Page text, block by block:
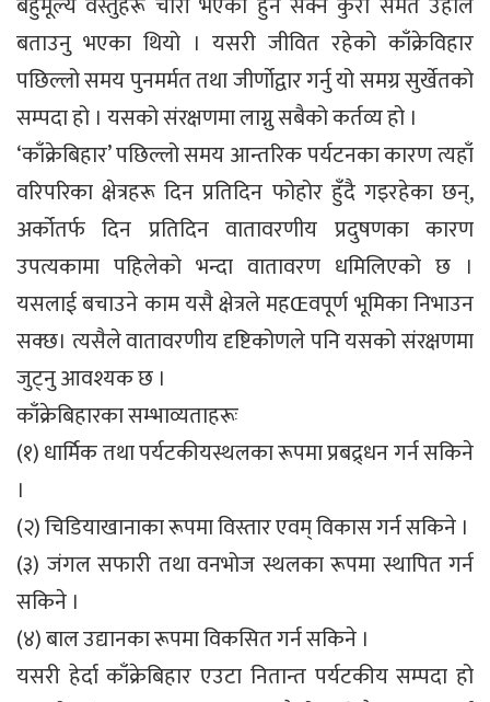
बताउनु भएका थियो । यसरी जीवित रहेको काँक्रेविहार
पछिल्लो समय पुनमर्मत तथा जीर्णोद्वार गर्नु यो समग्र सुर्खेतको
सम्पदा हो । यसको संरक्षणमा लाग्नु सबैको कर्तव्य हो ।
‘काँक्रेबिहार’ पछिल्लो समय आन्तरिक पर्यटनका कारण त्यहाँ
वरिपरिका क्षेत्रहरू दिन प्रतिदिन फोहोर हुँदै गइरहेका छन्,
अर्कोतर्फ दिन प्रतिदिन वातावरणीय प्रदुषणका कारण
उपत्यकामा पहिलेको भन्दा वातावरण धमिलिएको छ ।
यसलाई बचाउने काम यसै क्षेत्रले महŒवपूर्ण भूमिका निभाउन
सक्छ। त्यसैले वातावरणीय दृष्टिकोणले पनि यसको संरक्षणमा
जुट्नु आवश्यक छ ।
काँक्रेबिहारका सम्भाव्यताहरूः
(१) धार्मिक तथा पर्यटकीयस्थलका रूपमा प्रबद्र्धन गर्न सकिने
।
(२) चिडियाखानाका रूपमा विस्तार एवम् विकास गर्न सकिने ।
(३) जंगल सफारी तथा वनभोज स्थलका रूपमा स्थापित गर्न
सकिने ।
(४) बाल उद्यानका रूपमा विकसित गर्न सकिने ।
यसरी हेर्दा काँक्रेबिहार एउटा नितान्त पर्यटकीय सम्पदा हो